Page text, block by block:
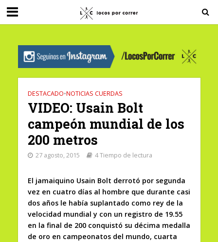
G-0X2PD3RFLV
DESTACADO•NOTICIAS CUERDAS
VIDEO: Usain Bolt
campeón mundial de los
200 metros
27 agosto, 2015 4 Tiempo de lectura
El jamaiquino Usain Bolt derrotó por segunda
vez en cuatro días al hombre que durante casi
dos años le había suplantado como rey de la
velocidad mundial y con un registro de 19.55
en la final de 200 conquistó su décima medalla
de oro en campeonatos del mundo, cuarta